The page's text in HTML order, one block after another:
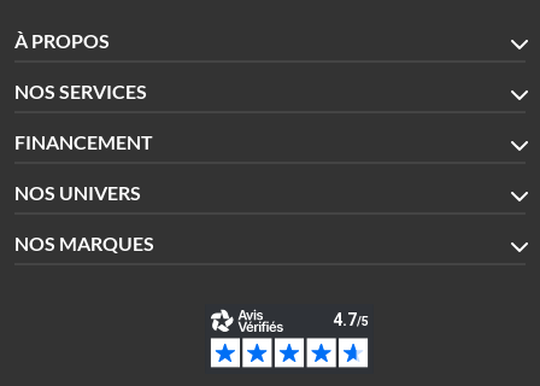
À PROPOS
NOS SERVICES
FINANCEMENT
NOS UNIVERS
NOS MARQUES